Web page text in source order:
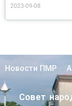
2023-09-08
Новости ПМР
Совет